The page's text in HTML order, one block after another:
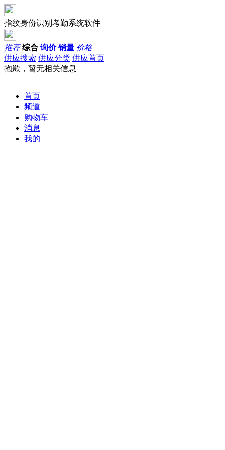
指纹身份识别考勤系统软件
推荐 综合 询价 销量 价格
供应搜索 供应分类 供应首页
抱歉，暂无相关信息
首页
频道
购物车
消息
我的